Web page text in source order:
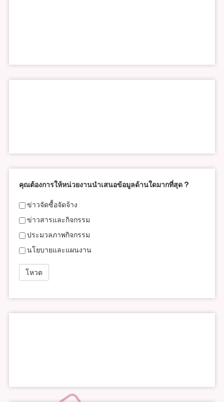
คุณต้องการให้หน่วยงานนำเสนอข้อมูลด้านใดมากที่สุด ?
ข่าวจัดซื้อจัดจ้าง
ข่าวสารและกิจกรรม
ประมวลภาพกิจกรรม
นโยบายและแผนงาน